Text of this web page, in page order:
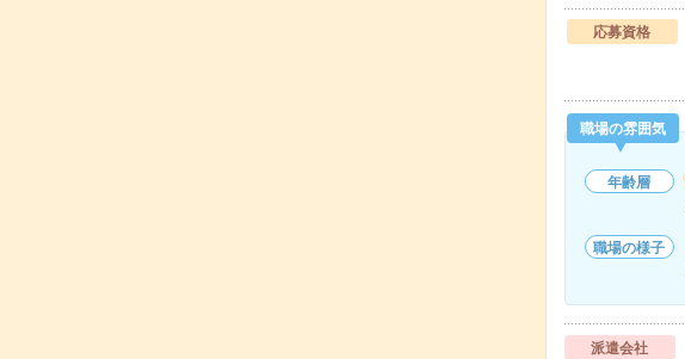
応募資格
職場の雰囲気
年齢層
職場の様子
派遣会社